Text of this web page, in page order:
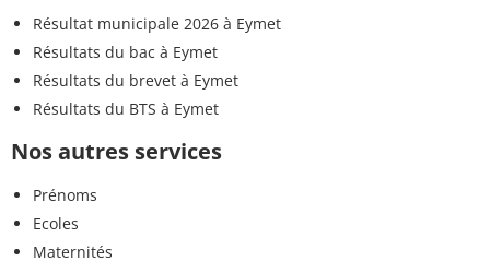
Résultat municipale 2026 à Eymet
Résultats du bac à Eymet
Résultats du brevet à Eymet
Résultats du BTS à Eymet
Nos autres services
Prénoms
Ecoles
Maternités